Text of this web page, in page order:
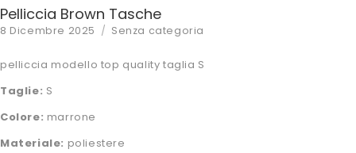
Pelliccia Brown Tasche
Posted
8 Dicembre 2025 Categories
Senza categoria
pelliccia modello top quality taglia S
Taglie: S
Colore: marrone
Materiale: poliestere